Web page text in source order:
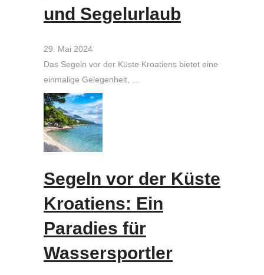
und Segelurlaub
29. Mai 2024
Das Segeln vor der Küste Kroatiens bietet eine
einmalige Gelegenheit, …
Segeln vor der Küste
Kroatiens: Ein
Paradies für
Wassersportler